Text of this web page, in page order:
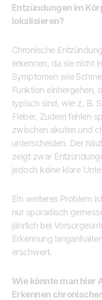
Entzündungen im
lokalisieren?
Chronische
erkennen, da sie nicht
Symptomen wie
Funktion einhergehen,
typisch sind, wie z. B.
Fieber. Zudem fehlen
zwischen akuten und
unterscheiden. Der
zeigt zwar
jedoch keine klare
Ein weiteres Problem
nur sporadisch
jährlich bei
Erkennung
erschwert.
Wie könnte man hier
Erkennen